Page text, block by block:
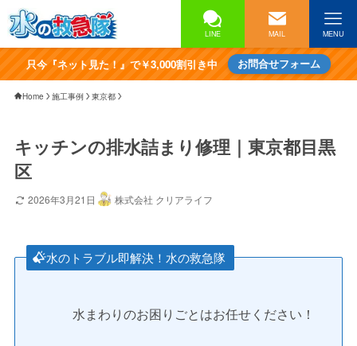
LINE MAIL MENU
只今『ネット見た！』で￥3,000割引き中 お問合せフォーム
Home 施工事例 東京都
キッチンの排水詰まり修理｜東京都目黒
区
2026年3月21日 株式会社 クリアライフ
水のトラブル即解決！水の救急隊
水まわりのお困りごとはお任せください！